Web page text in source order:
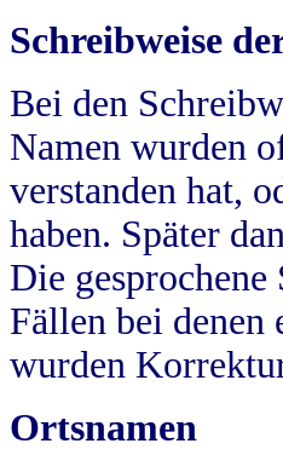
Schreibweise
Bei den
Namen wurden
verstanden hat,
haben. Später
Die
Fällen bei denen
wurden
Ortsnamen